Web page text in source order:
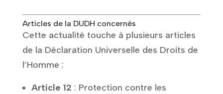
Articles de la DUDH concernés
Cette actualité touche à plusieurs articles
de la Déclaration Universelle des Droits de
l’Homme :
Article 12 : Protection contre les